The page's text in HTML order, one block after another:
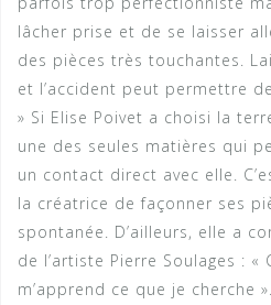
lâcher prise et de se laisser
des pièces très touchantes.
et l’accident peut permettre
» Si Elise Poivet a choisi la
une des seules matières qui
un contact direct avec elle.
la créatrice de façonner ses
spontanée. D’ailleurs, elle a
de l’artiste Pierre Soulages : «
m’apprend ce que je cherche ».